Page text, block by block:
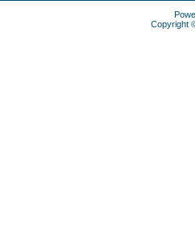
Copyright